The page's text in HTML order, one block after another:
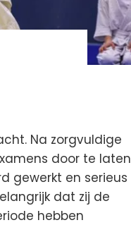
Na zorgvuldige
door te laten
gewerkt en serieus
dat zij de
hebben